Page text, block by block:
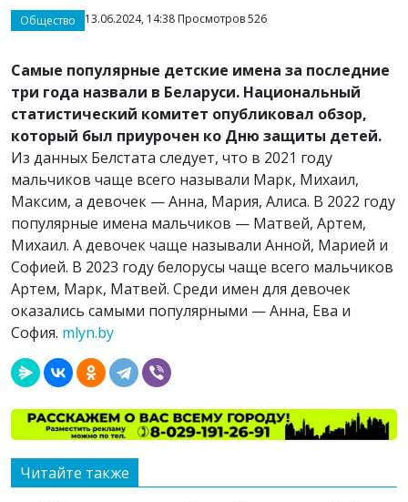
Общество 13.06.2024, 14:38 Просмотров 526
Самые популярные детские имена за последние
три года назвали в Беларуси. Национальный
статистический комитет опубликовал обзор,
который был приурочен ко Дню защиты детей.
Из данных Белстата следует, что в 2021 году
мальчиков чаще всего называли Марк, Михаил,
Максим, а девочек — Анна, Мария, Алиса. В 2022 году
популярные имена мальчиков — Матвей, Артем,
Михаил. А девочек чаще называли Анной, Марией и
Софией. В 2023 году белорусы чаще всего мальчиков
Артем, Марк, Матвей. Среди имен для девочек
оказались самыми популярными — Анна, Ева и
София. mlyn.by
Читайте также